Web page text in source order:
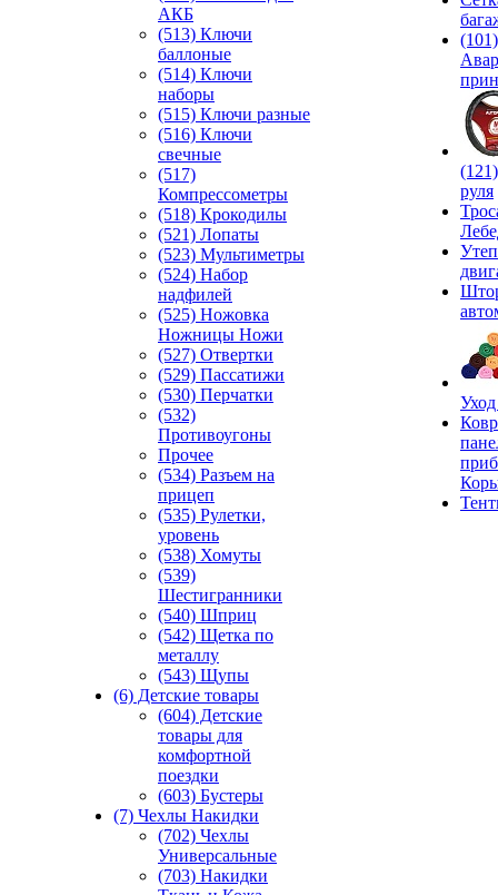
АКБ
(513) Ключи
баллоные
(514) Ключи
наборы
(515) Ключи разные
(516) Ключи
свечные
(517)
Компрессометры
(518) Крокодилы
(521) Лопаты
(523) Мультиметры
(524) Набор
надфилей
(525) Ножовка
Ножницы Ножи
(527) Отвертки
(529) Пассатижи
(530) Перчатки
(532)
Противоугоны
Прочее
(534) Разъем на
прицеп
(535) Рулетки,
уровень
(538) Хомуты
(539)
Шестигранники
(540) Шприц
(542) Щетка по
металлу
(543) Щупы
(6) Детские товары
(604) Детские
товары для
комфортной
поездки
(603) Бустеры
(7) Чехлы Накидки
(702) Чехлы
Универсальные
(703) Накидки
(101)
руля
Уход